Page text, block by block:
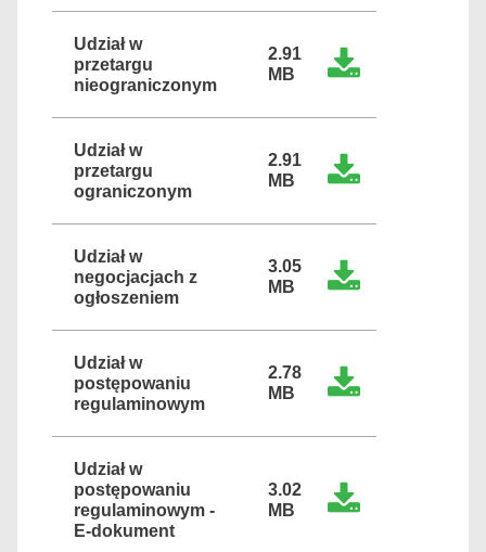
Udział w
przetargu
nieograniczonym
2.91
MB
Udział w
przetargu
ograniczonym
2.91
MB
Udział w
negocjacjach z
ogłoszeniem
3.05
MB
Udział w
postępowaniu
regulaminowym
2.78
MB
Udział w
postępowaniu
regulaminowym -
E-dokument
3.02
MB